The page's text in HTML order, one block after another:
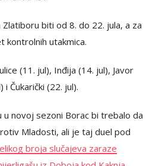
biti od 8. do 22. jula, a za
kontrolnih utakmica.
(11. jul), Inđija (14. jul), Javor
Čukarički (22. jul).
u novoj sezoni Borac bi trebalo da
Mladosti, ali je taj duel pod
broja slučajeva zaraze